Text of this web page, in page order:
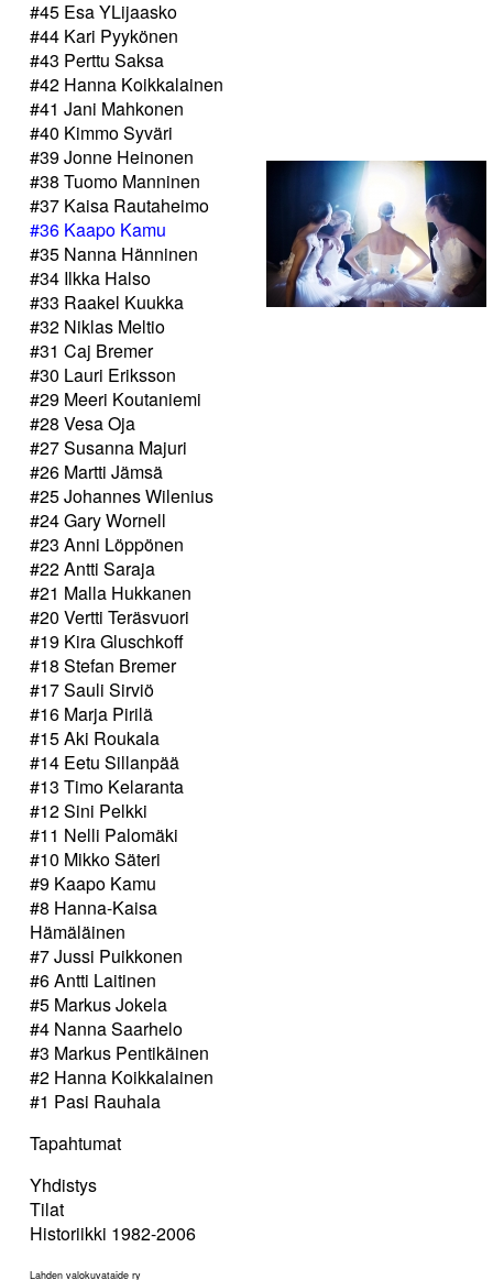
#45 Esa YLijaasko
#44 Kari Pyykönen
#43 Perttu Saksa
#42 Hanna Koikkalainen
#41 Jani Mahkonen
#40 Kimmo Syväri
#39 Jonne Heinonen
#38 Tuomo Manninen
#37 Kaisa Rautaheimo
#36 Kaapo Kamu
#35 Nanna Hänninen
#34 Ilkka Halso
#33 Raakel Kuukka
#32 Niklas Meltio
#31 Caj Bremer
#30 Lauri Eriksson
#29 Meeri Koutaniemi
#28 Vesa Oja
#27 Susanna Majuri
#26 Martti Jämsä
#25 Johannes Wilenius
#24 Gary Wornell
#23 Anni Löppönen
#22 Antti Saraja
#21 Malla Hukkanen
#20 Vertti Teräsvuori
#19 Kira Gluschkoff
#18 Stefan Bremer
#17 Sauli Sirviö
#16 Marja Pirilä
#15 Aki Roukala
#14 Eetu Sillanpää
#13 Timo Kelaranta
#12 Sini Pelkki
#11 Nelli Palomäki
#10 Mikko Säteri
#9 Kaapo Kamu
#8 Hanna-Kaisa
Hämäläinen
#7 Jussi Puikkonen
#6 Antti Laitinen
#5 Markus Jokela
#4 Nanna Saarhelo
#3 Markus Pentikäinen
#2 Hanna Koikkalainen
#1 Pasi Rauhala
Tapahtumat
Yhdistys
Tilat
Historiikki 1982-2006
Lahden valokuvataide ry